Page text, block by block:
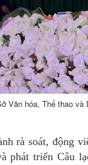
Văn hóa, Thể thao
rà soát, động
phát triển Câu